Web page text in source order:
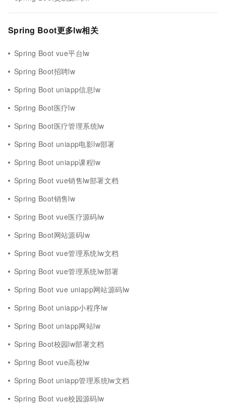
Spring Boot更多lw相关
Spring Boot vue平台lw
Spring Boot招聘lw
Spring Boot uniapp信息lw
Spring Boot医疗lw
Spring Boot医疗管理系统lw
Spring Boot uniapp电影lw部署
Spring Boot uniapp课程lw
Spring Boot vue销售lw部署文档
Spring Boot销售lw
Spring Boot vue医疗源码lw
Spring Boot网站源码lw
Spring Boot vue管理系统lw文档
Spring Boot vue管理系统lw部署
Spring Boot vue uniapp网站源码lw
Spring Boot uniapp小程序lw
Spring Boot uniapp网站lw
Spring Boot校园lw部署文档
Spring Boot vue高校lw
Spring Boot uniapp管理系统lw文档
Spring Boot vue校园源码lw